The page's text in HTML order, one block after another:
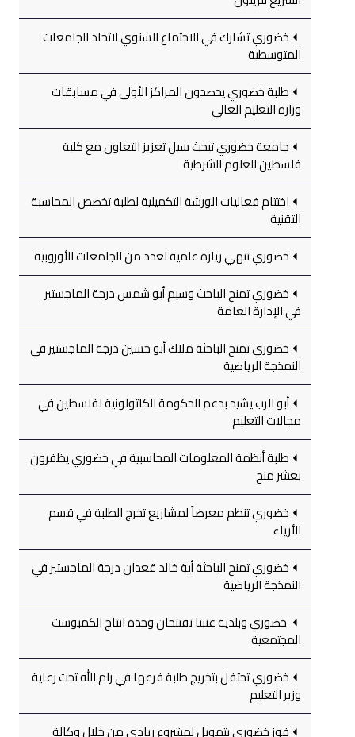
خضوري تشارك في الاجتماع السنوي لاتحاد الجامعات
المتوسطية
طلبة خضوري يحصدون المراكز الأولى في مسابقات
وزارة التعليم العالي
جامعة خضوري تبحث سبل تعزيز التعاون مع كلية
فلسطين للعلوم الشرطية
اختتام فعاليات الورشة التكميلية لطلبة تخصص المحاسبة
التقنية
خضوري تنهي زيارة علمية لعدد من الجامعات الأوروبية
خضوري تمنح الباحث وسيم أبو شمس درجة الماجستير
في الإدارة العامة
خضوري تمنح الباحثة ملاك أبو حسين درجة الماجستير في
النمذجة الرياضية
أبو الرب يشيد بدعم الحكومة الكاتولونية لفلسطين في
مجالات التعليم
طلبة أنظمة المعلومات المحاسبية في خضوري يظفرون
بعشر منح
خضوري تنظم معرضاً لمشاريع تخرج الطلبة في قسم
الأزياء
خضوري تمنح الباحثة أية خالد قعدان درجة الماجستير في
النمذجة الرياضية
خضوري وبلدية عنبتا تفتتحان وحدة انتاج الكمبوست
المجتمعية
خضوري تحتفل بتخريج طلبة فرعها في رام الله تحت رعاية
وزير التعليم
فوز خضوري بتمويل لمشروع ريادي من خلال وكالة